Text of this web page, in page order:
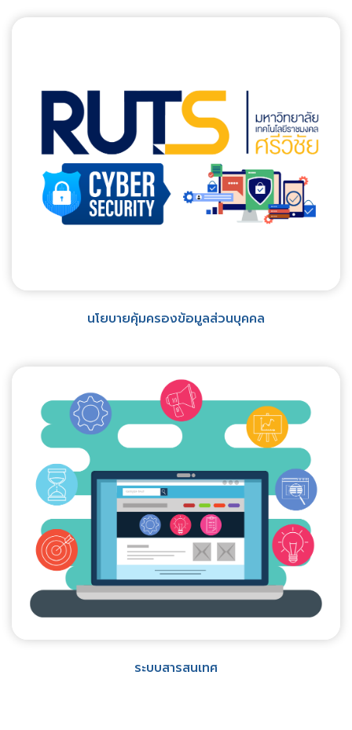
นโยบายคุ้มครองข้อมูลส่วนบุคคล
ระบบสารสนเทศ